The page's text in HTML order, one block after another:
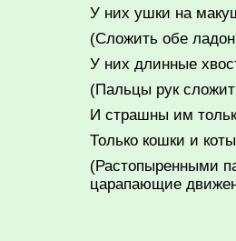
У них ушки на
(Сложить обе
У них длинные
(Пальцы рук
И страшны им
Только кошки и
(Растопыренными
царапающие